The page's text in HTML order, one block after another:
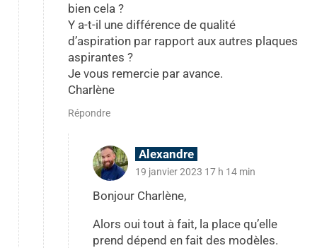
bien cela ?
Y a-t-il une différence de qualité
d’aspiration par rapport aux autres plaques
aspirantes ?
Je vous remercie par avance.
Charlène
Répondre
Alexandre
19 janvier 2023 17 h 14 min
Bonjour Charlène,
Alors oui tout à fait, la place qu’elle
prend dépend en fait des modèles.